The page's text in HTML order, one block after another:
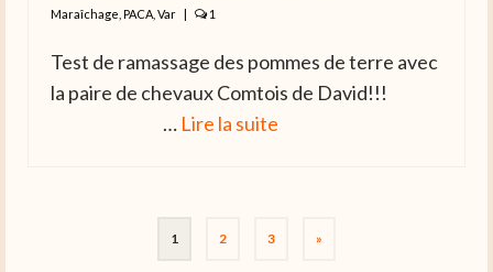
Maraîchage PACA Var 1
Test de ramassage des pommes de terre avec
la paire de chevaux Comtois de David!!!
… Lire la suite­­
1 2 3 »